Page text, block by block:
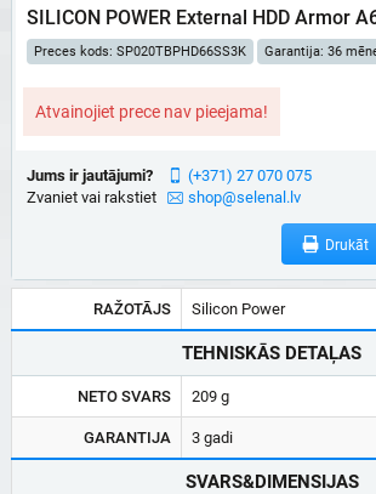
SILICON POWER External HDD Armor
Preces kods: SP020TBPHD66SS3K Garantija: 36
Atvainojiet prece nav pieejama!
Jums ir jautājumi?
Zvaniet vai rakstiet
(+371) 27 070 075
shop@selenal.lv
Drukāt
RAŽOTĀJS Silicon Power
TEHNISKĀS DETAĻAS
NETO SVARS 209 g
GARANTIJA 3 gadi
SVARS&DIMENSIJAS